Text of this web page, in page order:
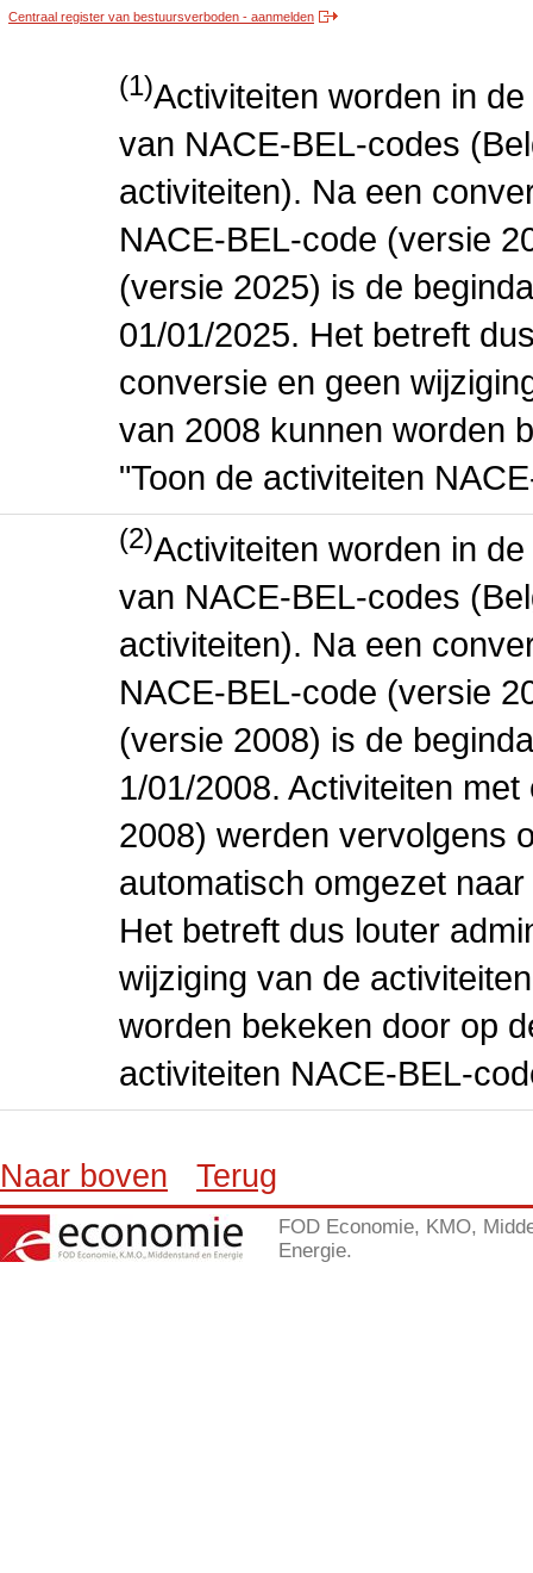
Centraal register van bestuursverboden - aanmelden
(1)Activiteiten worden in
van NACE-BEL-codes
activiteiten). Na een
NACE-BEL-code (versie
(versie 2025) is de
01/01/2025. Het betreft
conversie en geen
van 2008 kunnen worden
"Toon de activiteiten
(2)Activiteiten worden in
van NACE-BEL-codes
activiteiten). Na een
NACE-BEL-code (versie
(versie 2008) is de
1/01/2008. Activiteiten
2008) werden vervolgens
automatisch omgezet
Het betreft dus louter
wijziging van de
worden bekeken door op
activiteiten NACE-BEL-
Naar boven Terug
FOD Economie, KMO,
Energie.